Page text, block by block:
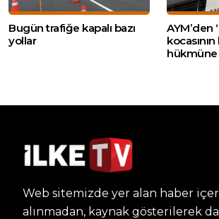
Bugün trafiğe kapalı bazı
yollar
AYM’den
Web sitemizde yer alan haber
alınmadan, kaynak gösterilerek